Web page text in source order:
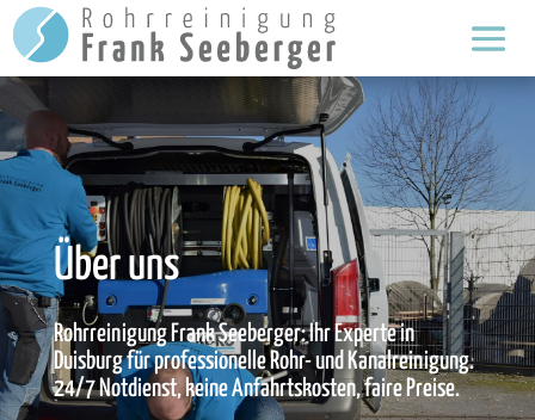
Über uns
Rohrreinigung Frank Seeberger: Ihr Experte in
Duisburg für professionelle Rohr- und Kanalreinigung.
24/7 Notdienst, keine Anfahrtskosten, faire Preise.